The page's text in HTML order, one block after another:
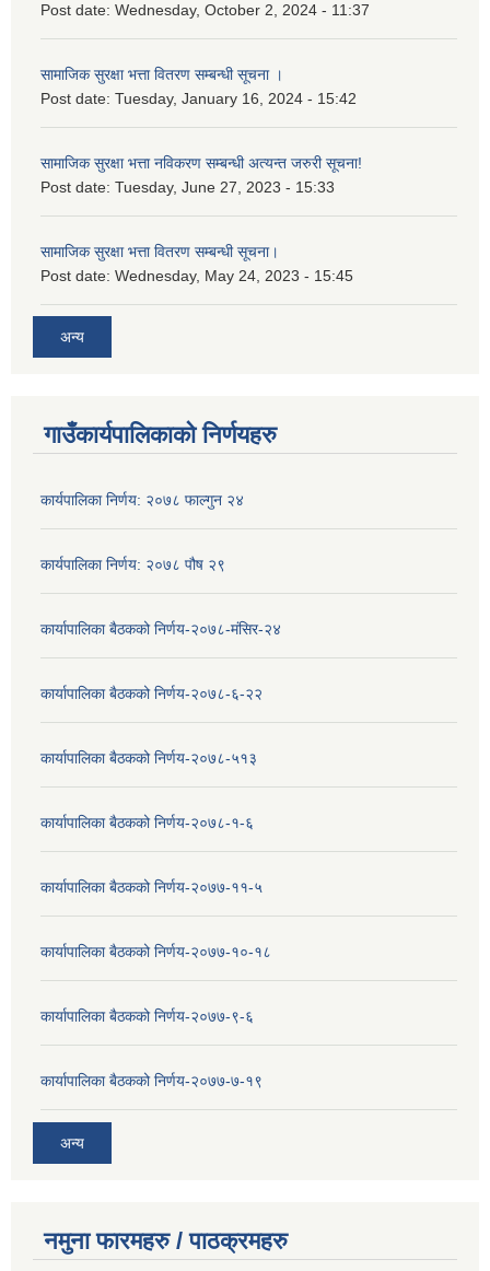
Post date: Wednesday, October 2, 2024 - 11:37
सामाजिक सुरक्षा भत्ता वितरण सम्बन्धी सूचना ।
Post date: Tuesday, January 16, 2024 - 15:42
सामाजिक सुरक्षा भत्ता नविकरण सम्बन्धी अत्यन्त जरुरी सूचना!
Post date: Tuesday, June 27, 2023 - 15:33
सामाजिक सुरक्षा भत्ता वितरण सम्बन्धी सूचना।
Post date: Wednesday, May 24, 2023 - 15:45
अन्य
गाउँकार्यपालिकाको निर्णयहरु
कार्यपालिका निर्णय: २०७८ फाल्गुन २४
कार्यपालिका निर्णय: २०७८ पौष २९
कार्यापालिका बैठकको निर्णय-२०७८-मंसिर-२४
कार्यापालिका बैठकको निर्णय-२०७८-६-२२
कार्यापालिका बैठकको निर्णय-२०७८-५१३
कार्यापालिका बैठकको निर्णय-२०७८-१-६
कार्यापालिका बैठकको निर्णय-२०७७-११-५
कार्यापालिका बैठकको निर्णय-२०७७-१०-१८
कार्यापालिका बैठकको निर्णय-२०७७-९-६
कार्यापालिका बैठकको निर्णय-२०७७-७-१९
अन्य
नमुना फारमहरु / पाठक्रमहरु